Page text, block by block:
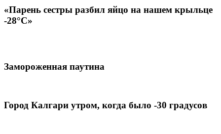
«Парень сестры разбил яйцо на нашем крыльце
-28°С»
Замороженная паутина
Город Калгари утром, когда было -30 градусов